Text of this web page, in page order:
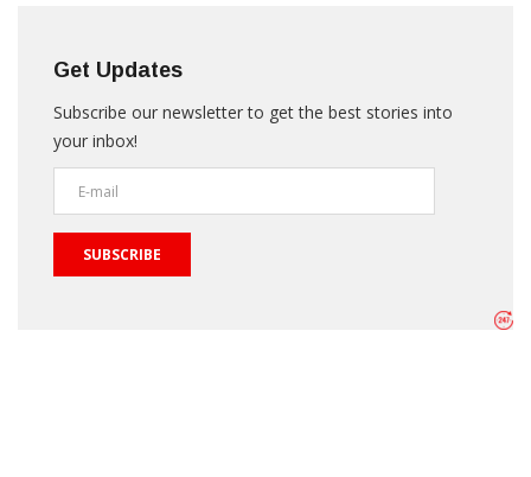
Get Updates
Subscribe our newsletter to get the best stories into
your inbox!
SUBSCRIBE